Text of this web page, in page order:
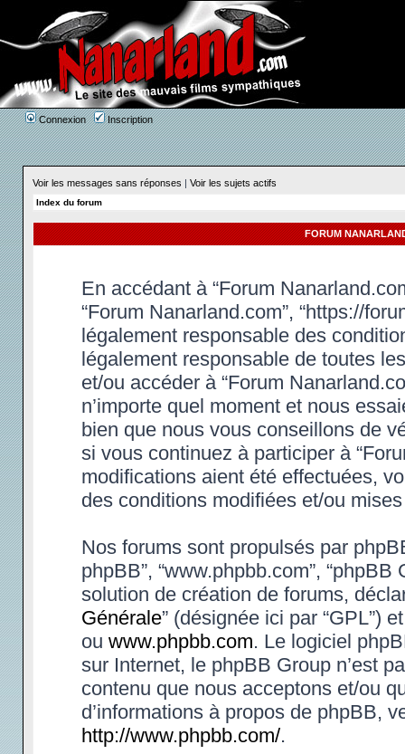
Connexion Inscription
Voir les messages sans réponses | Voir les sujets actifs
Index du forum
FORUM
En accédant à “Forum
“Forum Nanarland.com”, “https://
légalement responsable des
légalement responsable de toutes
et/ou accéder à “Forum
n’importe quel moment et nous
bien que nous vous conseillons de
si vous continuez à participer à
modifications aient été effectuées,
des conditions modifiées et/ou
Nos forums sont propulsés par
phpBB”, “www.phpbb.com”,
solution de création de forums,
Générale” (désignée ici par “GPL”)
ou www.phpbb.com. Le logiciel
sur Internet, le phpBB Group n’est
contenu que nous acceptons et/ou
d’informations à propos de phpBB,
http://www.phpbb.com/.